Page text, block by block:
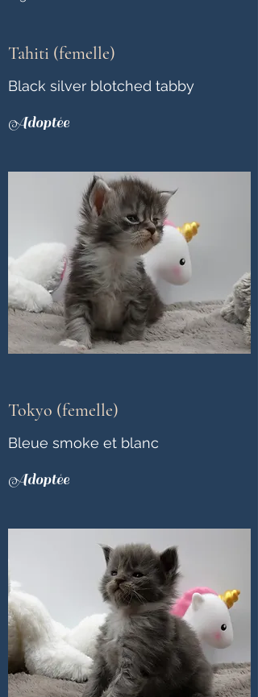
Tahiti (femelle)
Black silver blotched tabby
Adoptée
Tokyo (femelle)
Bleue smoke et blanc
Adoptée